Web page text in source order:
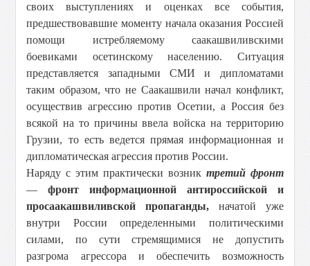
своих выступлениях и оценках все события,
предшествовавшие моменту начала оказания Россией
помощи истребляемому саакашвиливскими
боевиками осетинскому населению. Ситуация
представляется западными СМИ и дипломатами
таким образом, что не Саакашвили начал конфликт,
осуществив агрессию против Осетии, а Россия без
всякой на то причины ввела войска на территорию
Грузии, то есть ведется прямая информационная и
дипломатическая агрессия против России.
Наряду с этим практически возник третий фронт
—фронт информационной антироссийской и
просаакашвиливской пропаганды, начатой уже
внутри России определенными политическими
силами, по сути стремящимися не допустить
разгрома агрессора и обеспечить возможность